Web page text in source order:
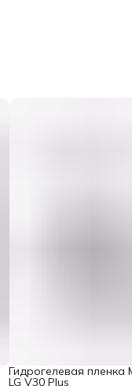
Гидрогелевая пленка
LG V30 Plus